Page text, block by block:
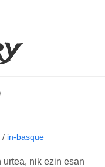
/ in-basque
nik ezin esan